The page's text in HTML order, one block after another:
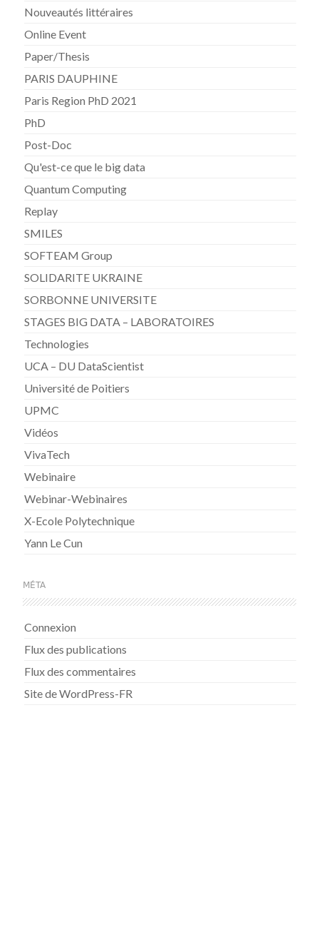
Nouveautés littéraires
Online Event
Paper/Thesis
PARIS DAUPHINE
Paris Region PhD 2021
PhD
Post-Doc
Qu'est-ce que le big data
Quantum Computing
Replay
SMILES
SOFTEAM Group
SOLIDARITE UKRAINE
SORBONNE UNIVERSITE
STAGES BIG DATA – LABORATOIRES
Technologies
UCA – DU DataScientist
Université de Poitiers
UPMC
Vidéos
VivaTech
Webinaire
Webinar-Webinaires
X-Ecole Polytechnique
Yann Le Cun
MÉTA
Connexion
Flux des publications
Flux des commentaires
Site de WordPress-FR